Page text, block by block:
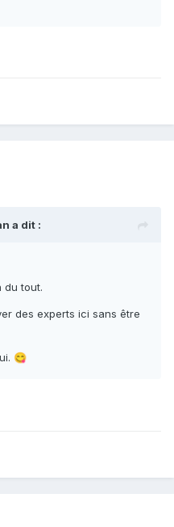
a dit :
du tout.
des experts ici sans être
😋